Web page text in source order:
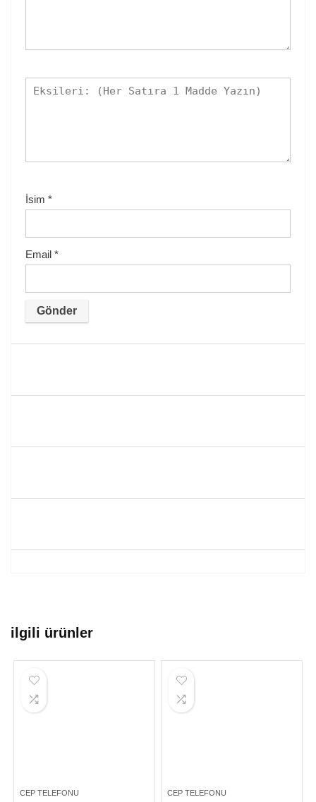
İsim *
Email *
ilgili ürünler
CEP TELEFONU CEP TELEFONU